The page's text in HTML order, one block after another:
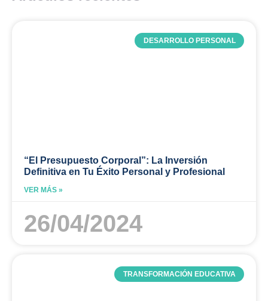
DESARROLLO PERSONAL
“El Presupuesto Corporal”: La Inversión
Definitiva en Tu Éxito Personal y Profesional
VER MÁS »
26/04/2024
TRANSFORMACIÓN EDUCATIVA